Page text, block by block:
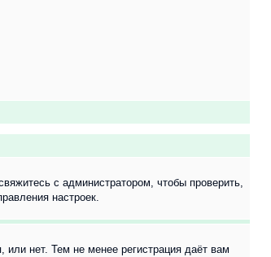
с администратором, чтобы проверить,
настроек.
нет. Тем не менее регистрация даёт вам